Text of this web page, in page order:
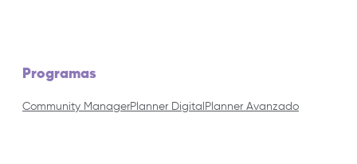
Programas
Community ManagerPlanner Digital Planner Avanzado